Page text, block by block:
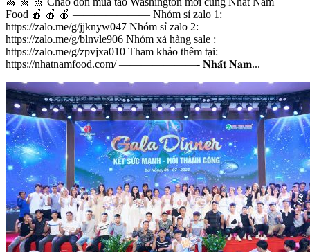
Food 🍎 🍎 🍎 ——————— Nhóm sỉ zalo 1:
https://zalo.me/g/jjknyw047 Nhóm sỉ zalo 2:
https://zalo.me/g/blnvle906 Nhóm xả hàng sale :
https://zalo.me/g/zpvjxa010 Tham khảo thêm tại:
https://nhatnamfood.com/ ———————- 𝐍𝐡𝐚̂́𝐭 𝐍𝐚𝐦...